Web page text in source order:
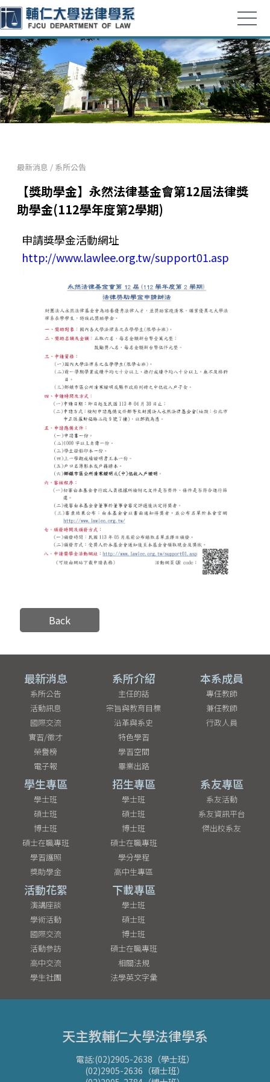
最新消息 / 系所公告
【獎助學金】永然法律基金會第12屆法律獎
助學金(112學年度第2學期)
申請獎學金活動網址
http://www.lawlee.org.tw/support01.asp
Back
最新消息
系所公告
活動訊息
國際交流
實習/徵才
榮譽榜
電子報
系所介紹
主任的話
宗旨與教育目標
沿革與系史
特色學習
學習空間
畢業出路
本系成員
專任教師
兼任教師
行政人員
學生專區
學士班
碩士班
博士班
碩士在職專班
學習護照
獎助學金
招生專區
學士班
碩士班
博士班
碩士在職專班
學分學程
高中生專區
系友專區
系友活動
系友資訊平台
傑出校系友
活動花絮
演講座談
學術活動
國際交流
活動參訪
高中交流
學生社團
下載專區
學士班
碩士班
博士班
碩士在職專班
相關法規
法學英文字彙
天主教輔仁大學法律學系
電話:(02)2905-2638（學士班）
(02)2905-2636（碩士班）